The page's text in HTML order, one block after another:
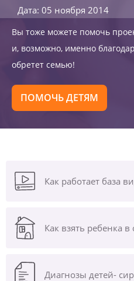
Дата: 05 ноября 2014
Вы тоже можете помочь
и, возможно, именно
обретет семью!
ПОМОЧЬ ДЕТЯМ
Как работает база
Как взять ребенка
Диагнозы детей-